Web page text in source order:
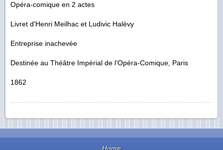
Opéra-comique en 2 actes
Livret d'Henri Meilhac et Ludivic Halévy
Entreprise inachevée
Destinée au Théâtre Impérial de l’Opéra-Comique, Paris
1862